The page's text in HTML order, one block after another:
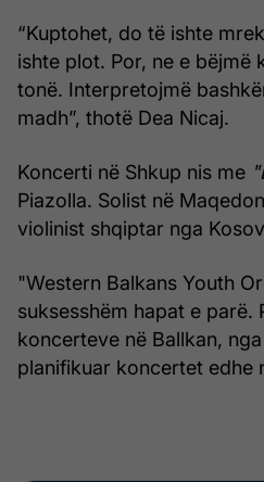
“Kuptohet, do të ishte
ishte plot. Por, ne e bëjmë
tonë. Interpretojmë
madh”, thotë Dea Nicaj.
Koncerti në Shkup nis me
Piazolla. Solist në
violinist shqiptar nga
"Western Balkans Youth
suksesshëm hapat e parë.
koncerteve në Ballkan,
planifikuar koncertet edhe